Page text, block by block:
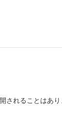
されることはあり